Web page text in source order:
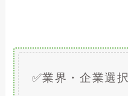
✅業界・企業選択